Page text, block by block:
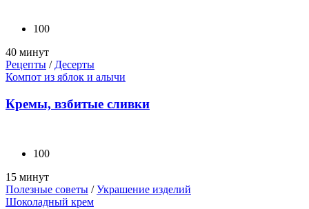
100
40 минут
Рецепты / Десерты
Компот из яблок и алычи
Кремы, взбитые сливки
100
15 минут
Полезные советы /Украшение изделий
Шоколадный крем